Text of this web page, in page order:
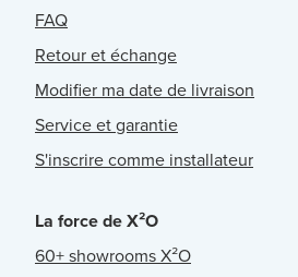
FAQ
Retour et échange
Modifier ma date de livraison
Service et garantie
S'inscrire comme installateur
La force de X²O
60+ showrooms X²O